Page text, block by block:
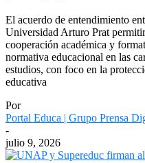
El acuerdo de entendimiento
Universidad Arturo Prat
cooperación académica y
normativa educacional en las
estudios, con foco en la
educativa
Por
Portal Educa | Grupo Prensa
-
julio 9, 2026